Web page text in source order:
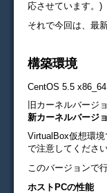
応させています。)
それで今回は、最
構築環境
CentOS 5.5 x86_64
旧カーネルバージ
新カーネルバージ
VirtualBox仮想環
で注意してください
このバージョンで
ホストPCの性能